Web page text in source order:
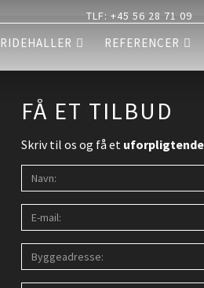
TLF: +45 56 28 71 09
RIDEHALLER REFERENCER
FÅ ET TILBUD
Skriv til os og få et